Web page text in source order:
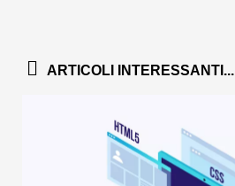
ARTICOLI INTERESSANTI...